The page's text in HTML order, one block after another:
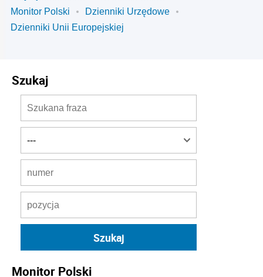
Monitor Polski
Dzienniki Urzędowe
Dzienniki Unii Europejskiej
Szukaj
Monitor Polski